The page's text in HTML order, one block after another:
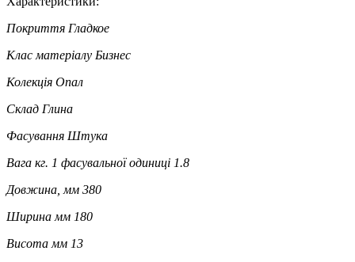
Покриття Гладкое
Клас матеріалу Бизнес
Колекція Опал
Склад Глина
Фасування Штука
Вага кг. 1 фасувальної одиниці 1.8
Довжина, мм 380
Ширина мм 180
Висота мм 13